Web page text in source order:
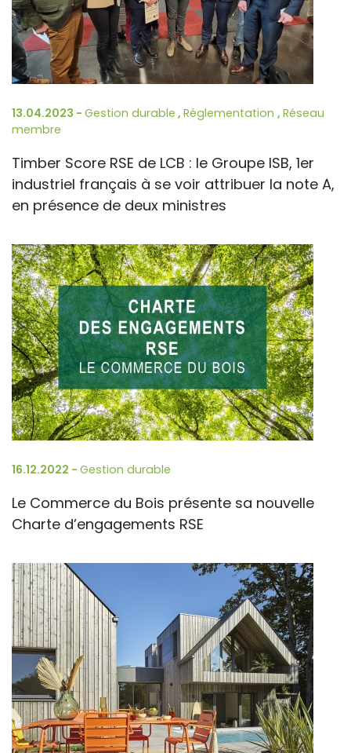
13.04.2023 - Gestion durable , Réglementation , Réseau
membre
Timber Score RSE de LCB : le Groupe ISB, 1er
industriel français à se voir attribuer la note A,
en présence de deux ministres
16.12.2022 - Gestion durable
Le Commerce du Bois présente sa nouvelle
Charte d’engagements RSE